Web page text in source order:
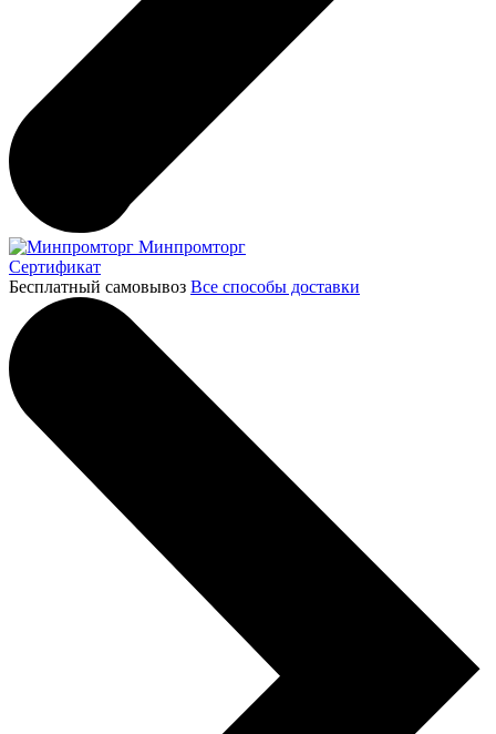
Минпромторг
Сертификат
Бесплатный самовывоз Все способы доставки